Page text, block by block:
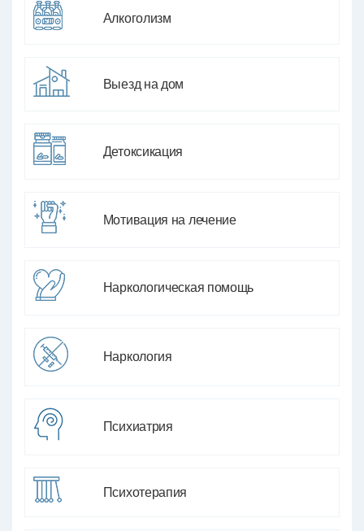
Алкоголизм
Выезд на дом
Детоксикация
Мотивация на лечение
Наркологическая помощь
Наркология
Психиатрия
Психотерапия